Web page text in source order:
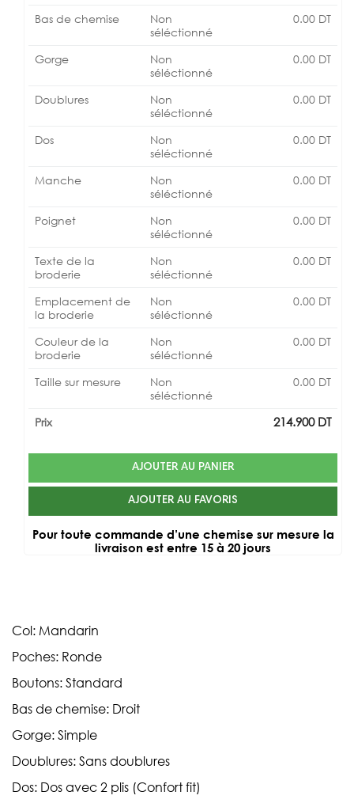
Bas de chemise
Non
séléctionné
0.00 DT
Gorge
Non
séléctionné
0.00 DT
Doublures
Non
séléctionné
0.00 DT
Dos
Non
séléctionné
0.00 DT
Manche
Non
séléctionné
0.00 DT
Poignet
Non
séléctionné
0.00 DT
Texte de la
broderie
Non
séléctionné
0.00 DT
Emplacement de
la broderie
Non
séléctionné
0.00 DT
Couleur de la
broderie
Non
séléctionné
0.00 DT
Taille sur mesure
Non
séléctionné
0.00 DT
Prix 214.900DT
AJOUTER AU PANIER
AJOUTER AU FAVORIS
Pour toute commande d’une chemise sur mesure la
livraison est entre 15 à 20 jours
Col: Mandarin
Poches: Ronde
Boutons: Standard
Bas de chemise: Droit
Gorge: Simple
Doublures: Sans doublures
Dos: Dos avec 2 plis (Confort fit)